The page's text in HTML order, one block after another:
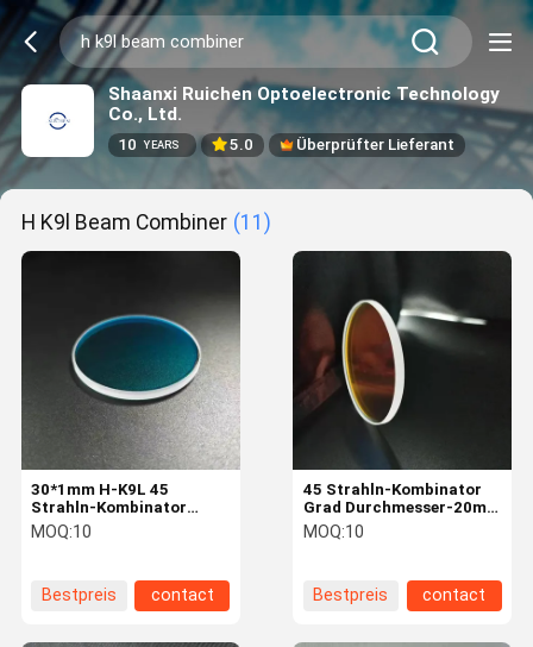
Shaanxi Ruichen Optoelectronic Technology
Co., Ltd.
10 YEARS 5.0 Überprüfter Lieferant
H K9l Beam Combiner (11)
30*1mm H-K9L 45
Strahln-Kombinator
Grad-650nmHR
1064nmHT
MOQ:10
Bestpreis contact
45 Strahln-Kombinator
Grad Durchmesser-20mm
H-K9L 1064nm
MOQ:10
Bestpreis contact